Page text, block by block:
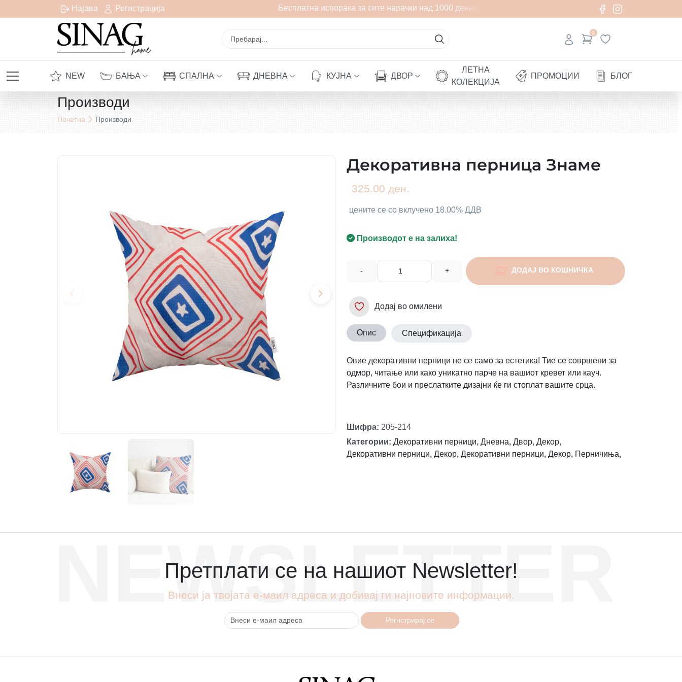
Најава Регистрација
испорака за сите нарачки над 1000 денари Бесплатна испорака за сите нарачки над 1000 денари
0
NEW БАЊА СПАЛНА ДНЕВНА КУЈНА ДВОР
ЛЕТНА
КОЛЕКЦИЈА
ПРОМОЦИИ БЛОГ
Производи
Почетна Производи
Декоративна перница Знаме
325.00 ден.
цените се со вклучено 18.00% ДДВ
Производот е на залиха!
- + ДОДАЈ ВО КОШНИЧКА
Додај во омилени
Опис Спецификација
Овие декоративни перници не се само за естетика! Тие се совршени за
одмор, читање или како уникатно парче на вашиот кревет или кауч.
Различните бои и преслатките дизајни ќе ги стоплат вашите срца.
Шифра: 205-214
Категории: Декоративни перници, Дневна, Двор, Декор,
Декоративни перници, Декор, Декоративни перници, Декор, Перничиња,
NEWSLETTER
Претплати се на нашиот Newsletter!
Внеси ја твојата е-маил адреса и добивај ги најновите информации.
Регистрирај се